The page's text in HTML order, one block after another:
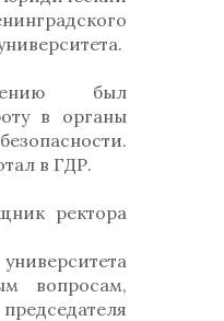
был
в органы
в ГДР.
ректора
вопросам,